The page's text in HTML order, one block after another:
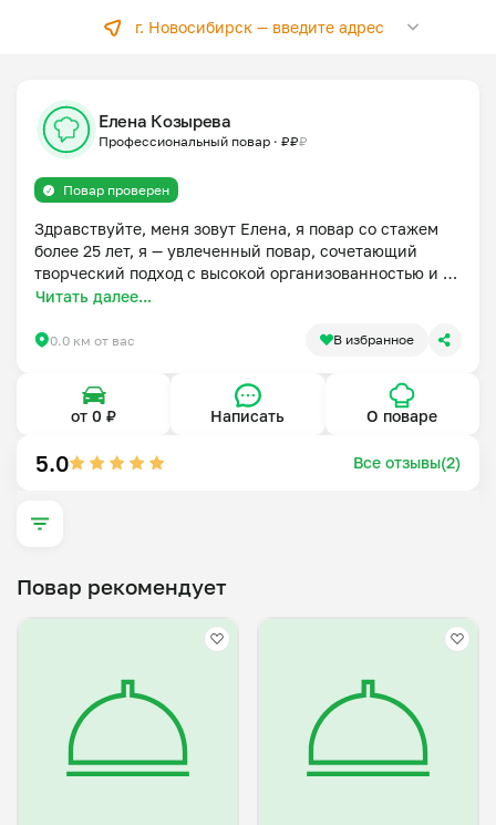
г. Новосибирск —введите адрес
Елена Козырева
Профессиональный повар · ₽₽₽
Повар проверен
Здравствуйте, меня зовут Елена, я повар со стажем
более 25 лет, я — увлеченный повар, сочетающий
творческий подход с высокой организованностью и
вниманием к деталям. Приготовлю для вас домашние
и диетические блюда.
Читать далее...
0.0 км от вас В избранное
от 0 ₽ Написать О поваре
5.0 Все отзывы(2)
Повар рекомендует